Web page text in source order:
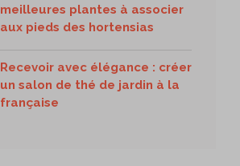
meilleures plantes à associer
aux pieds des hortensias
Recevoir avec élégance : créer
un salon de thé de jardin à la
française